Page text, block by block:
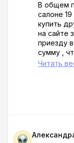
В общем
салоне
купить
на сайте
приезду
сумму ,
этот
этот
момент, а
Читать